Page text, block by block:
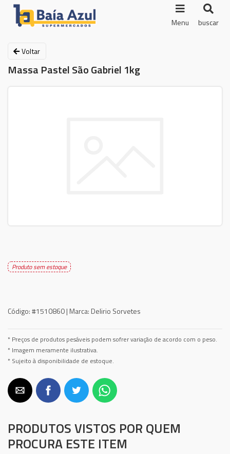
Menu buscar
Voltar
Massa Pastel São Gabriel 1kg
Produto sem estoque
Código:#1510860 | Marca: Delirio Sorvetes
* Preços de produtos pesáveis podem sofrer variação de acordo com o peso.
* Imagem meramente ilustrativa.
* Sujeito à disponibilidade de estoque.
PRODUTOS VISTOS POR QUEM
PROCURA ESTE ITEM